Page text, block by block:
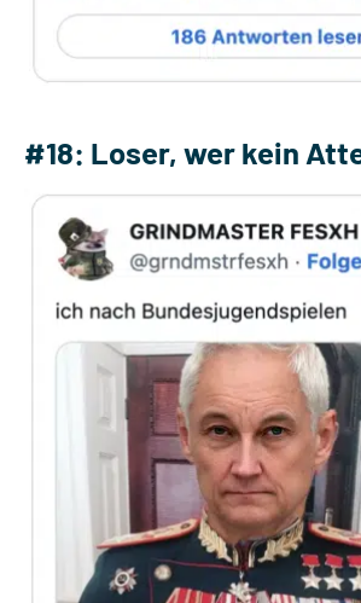
#18: Loser, wer kein